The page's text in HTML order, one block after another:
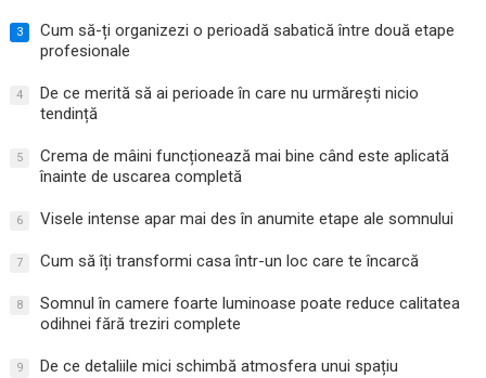
3
Cum să-ți organizezi o perioadă sabatică între două etape
profesionale
4
De ce merită să ai perioade în care nu urmărești nicio
tendință
5
Crema de mâini funcționează mai bine când este aplicată
înainte de uscarea completă
6 Visele intense apar mai des în anumite etape ale somnului
7 Cum să îți transformi casa într-un loc care te încarcă
8
Somnul în camere foarte luminoase poate reduce calitatea
odihnei fără treziri complete
9 De ce detaliile mici schimbă atmosfera unui spațiu